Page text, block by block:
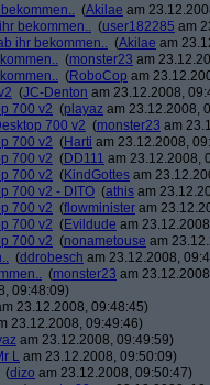
(Akilae am
bekommen.. (user182285 am
ihr bekommen.. (Akilae am
(monster23 am
(RoboCop am
(JC-Denton am 23.12.2008,
700 v2 (playaz am 23.12.2008,
700 v2 (monster23 am
700 v2 (Harti am 23.12.2008,
700 v2 (DD111 am 23.12.2008,
700 v2 (KindGottes am
700 v2 - DITO (athis am
700 v2 (flowminister am
700 v2 (Evildude am
700 v2 (nonametouse am
(ddrobesch am 23.12.2008,
(monster23 am
09:48:09)
23.12.2008, 09:48:45)
23.12.2008, 09:49:46)
am 23.12.2008, 09:49:59)
L am 23.12.2008, 09:50:09)
(dizo am 23.12.2008, 09:50:47)